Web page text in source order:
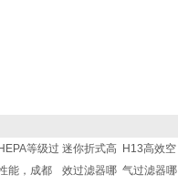
等级过
能，成都
迷你折式高
效过滤器哪
H13高效空
气过滤器哪